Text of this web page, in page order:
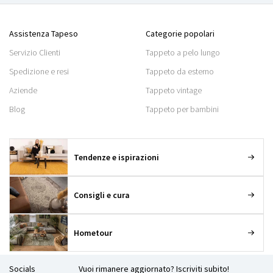
Assistenza Tapeso
Servizio Clienti
Spedizione e resi
Aziende
Blog
Categorie popolari
Tappeto a pelo lungo
Tappeto da esterno
Tappeto vintage
Tappeto per bambini
Tendenze e ispirazioni
Consigli e cura
Hometour
Socials Vuoi rimanere aggiornato? Iscriviti subito!